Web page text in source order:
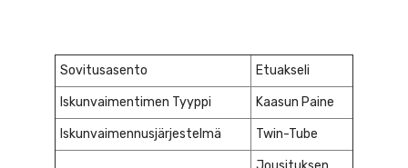
Sovitusasento Etuakseli
Iskunvaimentimen Tyyppi Kaasun Paine
Iskunvaimennusjärjestelmä Twin-Tube